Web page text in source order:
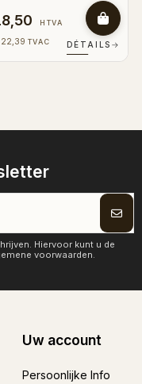
HTVA
€ 363,00 TVAC DÉTAILS
Hiervoor kunt u de
voorwaarden.
Uw account
Persoonlijke Info